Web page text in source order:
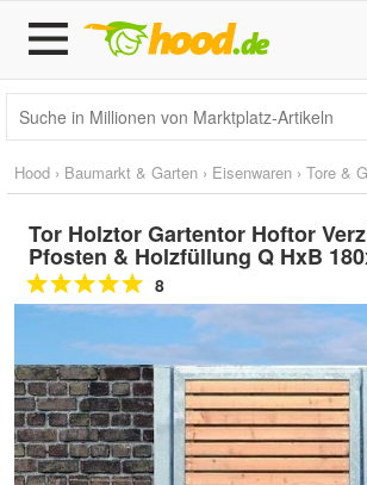
Hood › Baumarkt & Garten › Eisenwaren › Tore &
Tor Holztor Gartentor Hoftor
Pfosten & Holzfüllung Q HxB
8